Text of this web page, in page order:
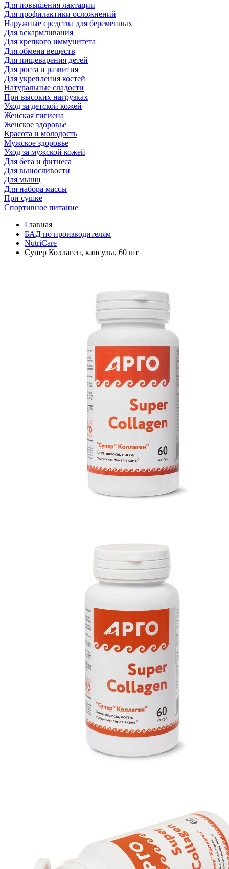
Для повышения лактации
Для профилактики осложнений
Наружные средства для беременных
Для вскармливания
Для крепкого иммунитета
Для обмена веществ
Для пищеварения детей
Для роста и развития
Для укрепления костей
Натуральные сладости
При высоких нагрузках
Уход за детской кожей
Женская гигиена
Женское здоровье
Красота и молодость
Мужское здоровье
Уход за мужской кожей
Для бега и фитнеса
Для выносливости
Для мышц
Для набора массы
При сушке
Спортивное питание
Главная
БАД по производителям
NutriCare
Супер Коллаген, капсулы, 60 шт